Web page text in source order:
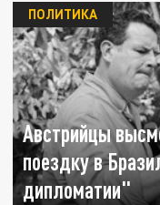
Австрийцы
поездку в
дипломатии"
ПОЛИТИКА